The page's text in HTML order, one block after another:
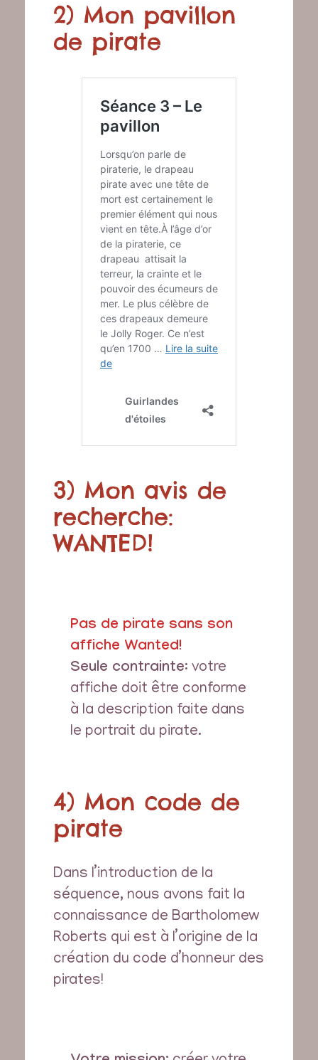
2) Mon pavillon
de pirate
3) Mon avis de
recherche:
WANTED!
Pas de pirate sans son
affiche Wanted!
Seule contrainte: votre
affiche doit être conforme
à la description faite dans
le portrait du pirate.
4) Mon code de
pirate
Dans l’introduction de la
séquence, nous avons fait la
connaissance de Bartholomew
Roberts qui est à l’origine de la
création du code d’honneur des
pirates!